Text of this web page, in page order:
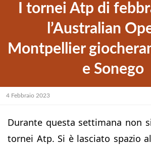
I tornei Atp di
l’Australian
Montpellier
e Sonego
4 Febbraio 2023
Durante questa settimana non
tornei Atp. Si è lasciato spazio